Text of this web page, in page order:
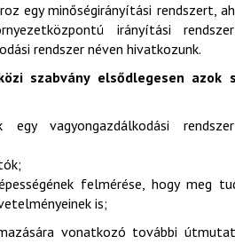
egy minőségirányítási rendszert,
irányítási
rendszer néven hivatkozunk.
szabvány elsődlegesen azok
egy vagyongazdálkodási
felmérése, hogy meg
is;
vonatkozó további